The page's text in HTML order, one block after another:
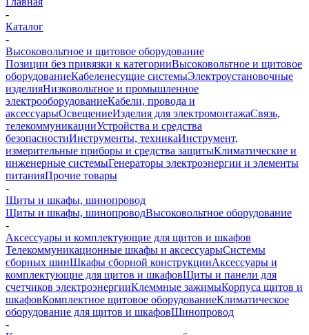
-
Каталог
-
Высоковольтное и щитовое оборудование
Позиции без привязки к категорииВысоковольтное и щитовое
оборудованиеКабеленесущие системыЭлектроустановочные
изделияНизковольтное и промышленное
электрооборудованиеКабели, провода и
аксессуарыОсвещениеИзделия для электромонтажаСвязь,
телекоммуникацииУстройства и средства
безопасностиИнструменты, техникаИнструмент,
измерительные приборы и средства защитыКлиматические и
инженерные системыГенераторы электроэнергии и элементы
питанияПрочие товары
-
Щиты и шкафы, шинопровод
Щиты и шкафы, шинопроводВысоковольтное оборудование
-
Аксессуары и комплектующие для щитов и шкафов
Телекоммуникационные шкафы и аксессуарыСистемы
сборных шинШкафы сборной конструкцииАксессуары и
комплектующие для щитов и шкафовЩиты и панели для
счетчиков электроэнергииКлеммные зажимыКорпуса щитов и
шкафовКомплектное щитовое оборудованиеКлиматическое
оборудование для щитов и шкафовШинопровод
-